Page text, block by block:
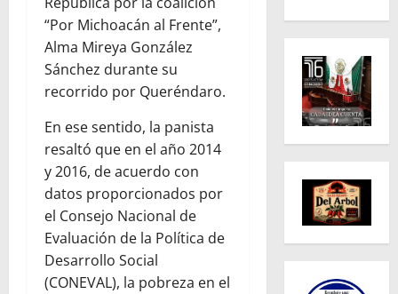
“Por Michoacán al Frente”,
Alma Mireya González
Sánchez durante su
recorrido por Queréndaro.
En ese sentido, la panista
resaltó que en el año 2014
y 2016, de acuerdo con
datos proporcionados por
el Consejo Nacional de
Evaluación de la Política de
Desarrollo Social
(CONEVAL), la pobreza en el